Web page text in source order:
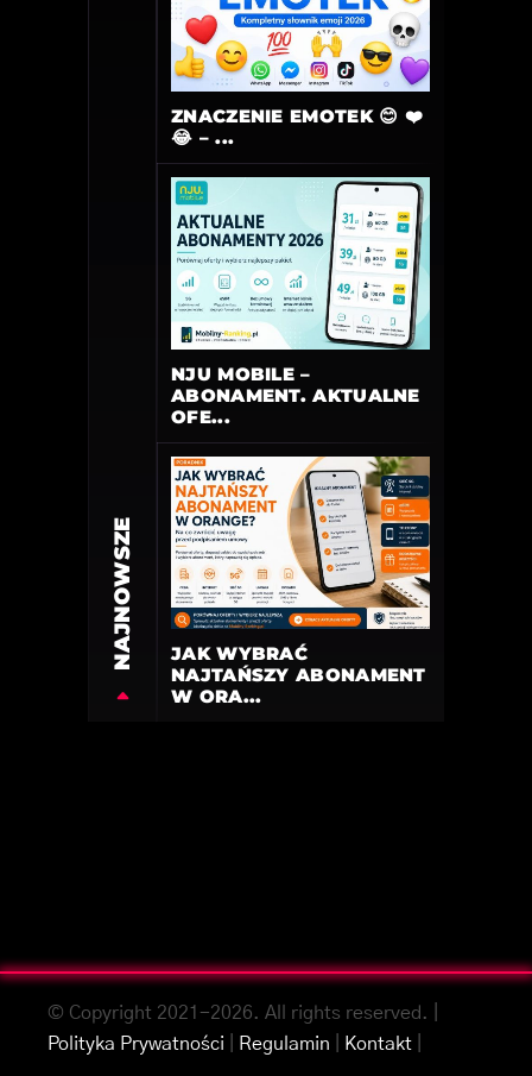
NAJNOWSZE
ZNACZENIE EMOTEK 😊 ❤️
😂 – ...
NJU MOBILE –
ABONAMENT. AKTUALNE
OFE...
JAK WYBRAĆ
NAJTAŃSZY ABONAMENT
W ORA...
© Copyright 2021-2026. All rights reserved. |
Polityka Prywatności
Regulamin Kontakt